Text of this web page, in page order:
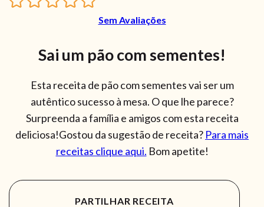
Sem Avaliações
Sai um pão com sementes!
Esta receita de pão com sementes vai ser um
autêntico sucesso à mesa. O que lhe parece?
Surpreenda a família e amigos com esta receita
deliciosa!Gostou da sugestão de receita? Para mais
receitas clique aqui. Bom apetite!
PARTILHAR RECEITA